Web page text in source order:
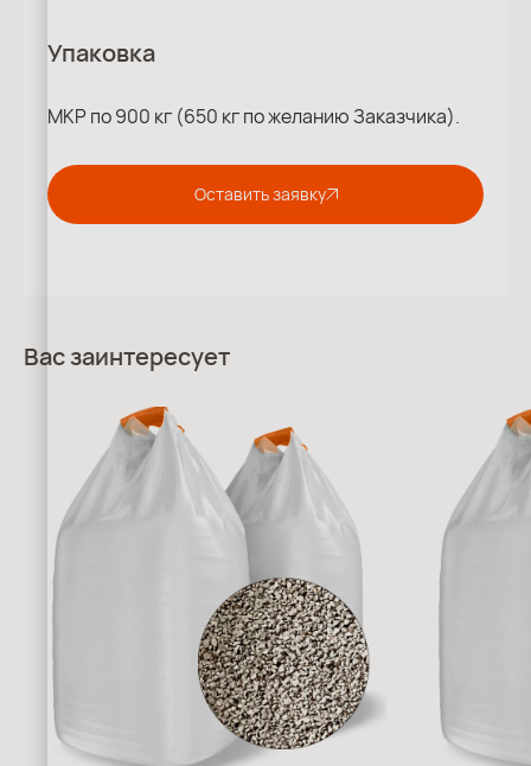
Упаковка
МКР по 900 кг (650 кг по желанию Заказчика).
Оставить заявку
Вас заинтересует